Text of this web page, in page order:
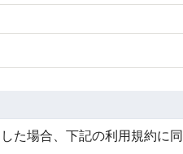
た場合、下記の利用規約に